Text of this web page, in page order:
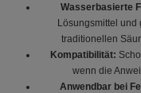
Wasserbasierte
Lösungsmittel und
traditionellen
Kompatibilität:
wenn die
Anwendbar bei